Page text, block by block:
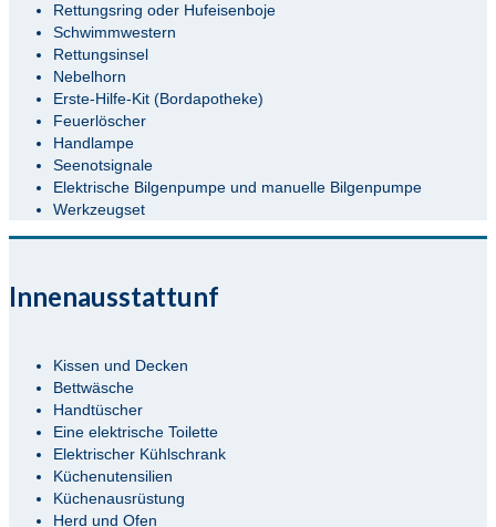
Rettungsring oder Hufeisenboje
Schwimmwestern
Rettungsinsel
Nebelhorn
Erste-Hilfe-Kit (Bordapotheke)
Feuerlöscher
Handlampe
Seenotsignale
Elektrische Bilgenpumpe und manuelle Bilgenpumpe
Werkzeugset
Innenausstattunf
Kissen und Decken
Bettwäsche
Handtüscher
Eine elektrische Toilette
Elektrischer Kühlschrank
Küchenutensilien
Küchenausrüstung
Herd und Ofen